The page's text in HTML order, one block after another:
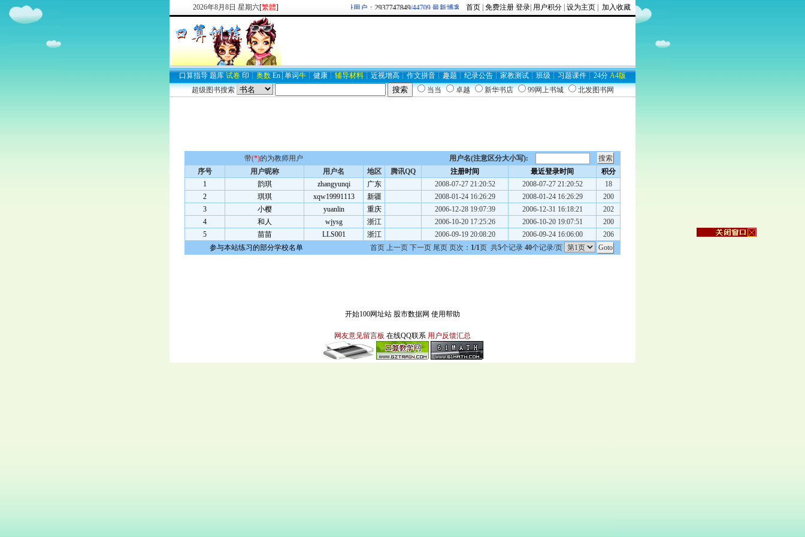
2026年8月 8日 星期六[繁體] 欢迎新注册用户：2937747849/44709 最新博客圈：牛逼/BLOG19403
首页 免费注册 登录 用户积分 设为主页 加入收藏
口算指导 题库 试卷 印 ┊ 奥数 En ┊ 单词牛 ┊ 健康 ┊ 辅导材料 ┊ 近视增高 ┊ 作文拼音 ┊ 趣题 ┊ 纪录公告 ┊ 家教测试 ┊ 班级 ┊ 习题课件 ┊ 24分 A4版
超级图书搜索
当当 卓越 新华书店 99网上书城 北发图书网
带(*)的为教师用户
用户名(注意区分大小写):
序号
用户昵称 用户名 地区 腾讯QQ 注册时间 最近登录时间
积分
1
韵琪 zhangyunqi 广东 2008-07-27 21:20:52 2008-07-27 21:20:52
18
2
琪琪 xqw19991113 新疆 2008-01-24 16:26:29 2008-01-24 16:26:29
200
3
小樱 yuanlin 重庆 2006-12-28 19:07:39 2006-12-31 16:18:21
202
4
和人 wjysg 浙江 2006-10-20 17:25:26 2006-10-20 19:07:51
200
5
苗苗 LLS001 浙江 2006-09-19 20:08:20 2006-09-24 16:06:00
206
参与本站练习的部分学校名单
首页 上一页 下一页 尾页 页次： 1/1页 共5个记录 40个记录/页
开始100网址站 股市数据网 使用帮助
网友意见留言板 在线QQ联系 用户反馈汇总